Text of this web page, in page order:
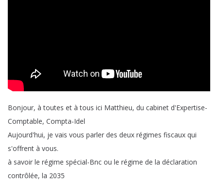
Bonjour, à toutes et à tous ici Matthieu, du cabinet d'Expertise-
Comptable, Compta-Idel
Aujourd'hui, je vais vous parler des deux régimes fiscaux qui
s'offrent à vous.
à savoir le régime spécial-Bnc ou le régime de la déclaration
contrôlée, la 2035